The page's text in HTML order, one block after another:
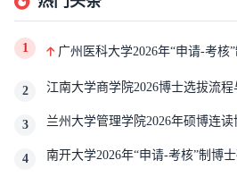
1
广州医科大学2026年“申请-考核
2 江南大学商学院2026博士选拔流
3
兰州大学管理学院2026年硕博连读
4
南开大学2026年“申请-考核”制博